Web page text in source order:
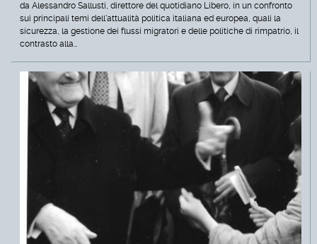
da Alessandro Sallusti, direttore del quotidiano Libero, in un confronto
sui principali temi dell'attualità politica italiana ed europea, quali la
sicurezza, la gestione dei flussi migratori e delle politiche di rimpatrio, il
contrasto alla…